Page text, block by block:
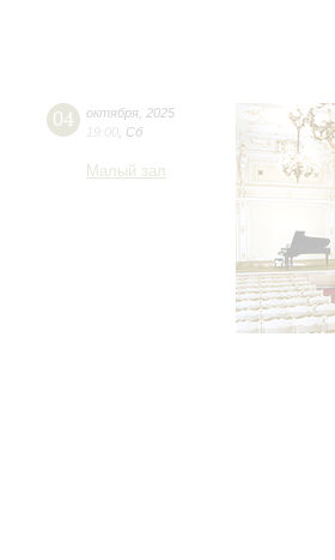
04 октября 2025
19:00 Сб
Малый зал